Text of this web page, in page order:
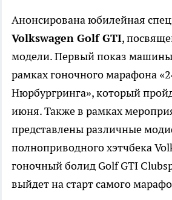
Анонсирована юбилейная
Volkswagen Golf GTI,
модели. Первый показ машины
рамках гоночного марафона
Нюрбургринга», который
июня. Также в рамках
представлены различные
полноприводного хэтчбека
гоночный болид Golf GTI
выйдет на старт самого